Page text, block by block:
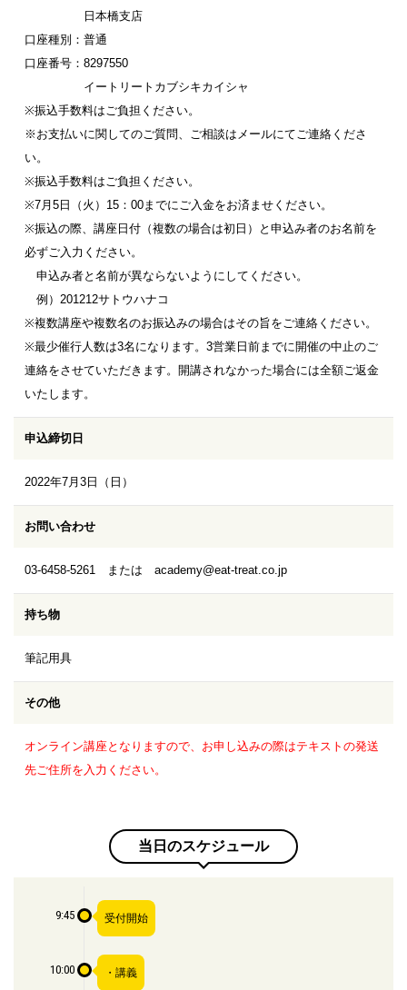
日本橋支店
口座種別：普通
口座番号：8297550
イートリートカブシキカイシャ
※振込手数料はご負担ください。
※お支払いに関してのご質問、ご相談はメールにてご連絡くださ
い。
※振込手数料はご負担ください。
※7月5日（火）15：00までにご入金をお済ませください。
※振込の際、講座日付（複数の場合は初日）と申込み者のお名前を
必ずご入力ください。
申込み者と名前が異ならないようにしてください。
例）201212サトウハナコ
※複数講座や複数名のお振込みの場合はその旨をご連絡ください。
※最少催行人数は3名になります。3営業日前までに開催の中止のご
連絡をさせていただきます。開講されなかった場合には全額ご返金
いたします。
申込締切日
2022年7月3日（日）
お問い合わせ
03-6458-5261 または academy@eat-treat.co.jp
持ち物
筆記用具
その他
オンライン講座となりますので、お申し込みの際はテキストの発送
先ご住所を入力ください。
当日のスケジュール
9:45 受付開始
10:00 ・講義